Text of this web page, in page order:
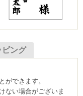
ピング
ができます。
ない場合がございま